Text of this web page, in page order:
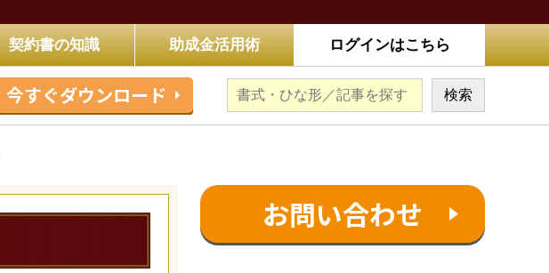
契約書の知識 助成金活用術 ログインはこちら
今すぐダウンロード
お問い合わせ